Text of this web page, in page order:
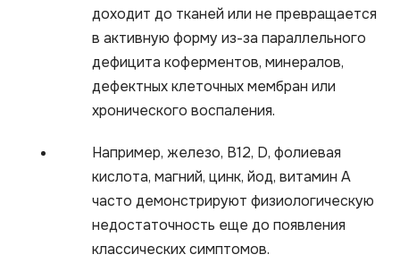
доходит до тканей или не превращается
в активную форму из-за параллельного
дефицита коферментов, минералов,
дефектных клеточных мембран или
хронического воспаления.​
Например, железо, B12, D, фолиевая
кислота, магний, цинк, йод, витамин А
часто демонстрируют физиологическую
недостаточность еще до появления
классических симптомов.​